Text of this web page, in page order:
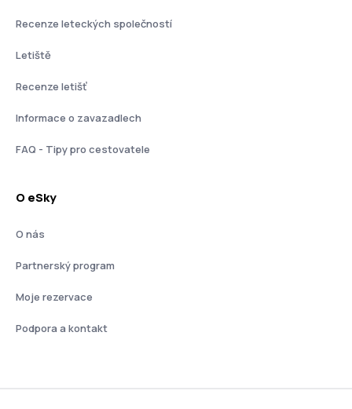
Recenze leteckých společností
Letiště
Recenze letišť
Informace o zavazadlech
FAQ - Tipy pro cestovatele
O eSky
O nás
Partnerský program
Moje rezervace
Podpora a kontakt